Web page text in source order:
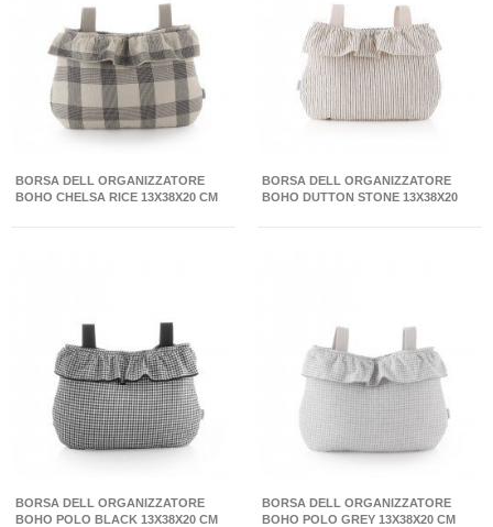
BORSA DELL ORGANIZZATORE
BOHO CHELSA RICE 13X38X20 CM
BORSA DELL ORGANIZZATORE
BOHO DUTTON STONE 13X38X20
BORSA DELL ORGANIZZATORE
BOHO POLO BLACK 13X38X20 CM
BORSA DELL ORGANIZZATORE
BOHO POLO GREY 13X38X20 CM